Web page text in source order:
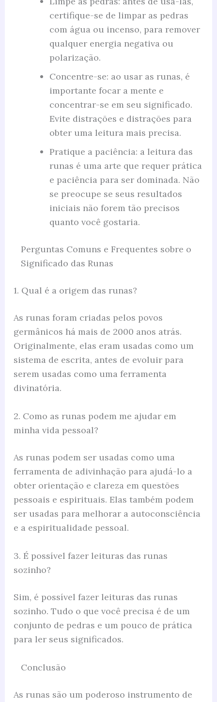
certifique-se de limpar as pedras
com água ou incenso, para remover
qualquer energia negativa ou
polarização.
Concentre-se: ao usar as runas, é
importante focar a mente e
concentrar-se em seu significado.
Evite distrações e distrações para
obter uma leitura mais precisa.
Pratique a paciência: a leitura das
runas é uma arte que requer prática
e paciência para ser dominada. Não
se preocupe se seus resultados
iniciais não forem tão precisos
quanto você gostaria.
Perguntas Comuns e Frequentes sobre o
Significado das Runas
1. Qual é a origem das runas?
As runas foram criadas pelos povos
germânicos há mais de 2000 anos atrás.
Originalmente, elas eram usadas como um
sistema de escrita, antes de evoluir para
serem usadas como uma ferramenta
divinatória.
2. Como as runas podem me ajudar em
minha vida pessoal?
As runas podem ser usadas como uma
ferramenta de adivinhação para ajudá-lo a
obter orientação e clareza em questões
pessoais e espirituais. Elas também podem
ser usadas para melhorar a autoconsciência
e a espiritualidade pessoal.
3. É possível fazer leituras das runas
sozinho?
Sim, é possível fazer leituras das runas
sozinho. Tudo o que você precisa é de um
conjunto de pedras e um pouco de prática
para ler seus significados.
Conclusão
As runas são um poderoso instrumento de